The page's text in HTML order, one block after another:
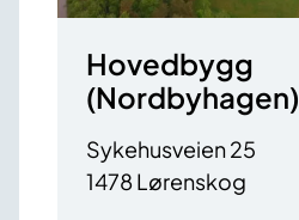
Hovedbygg
(Nordbyhagen)
Sykehusveien 25
1478 Lørenskog